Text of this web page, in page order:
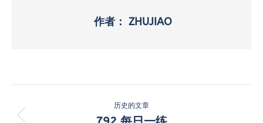
作者： ZHUJIAO
历史的文章
历